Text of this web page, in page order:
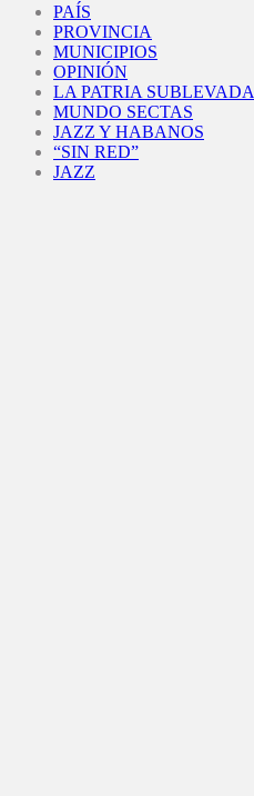
PAÍS
PROVINCIA
MUNICIPIOS
OPINIÓN
LA PATRIA SUBLEVADA
MUNDO SECTAS
JAZZ Y HABANOS
“SIN RED”
JAZZ